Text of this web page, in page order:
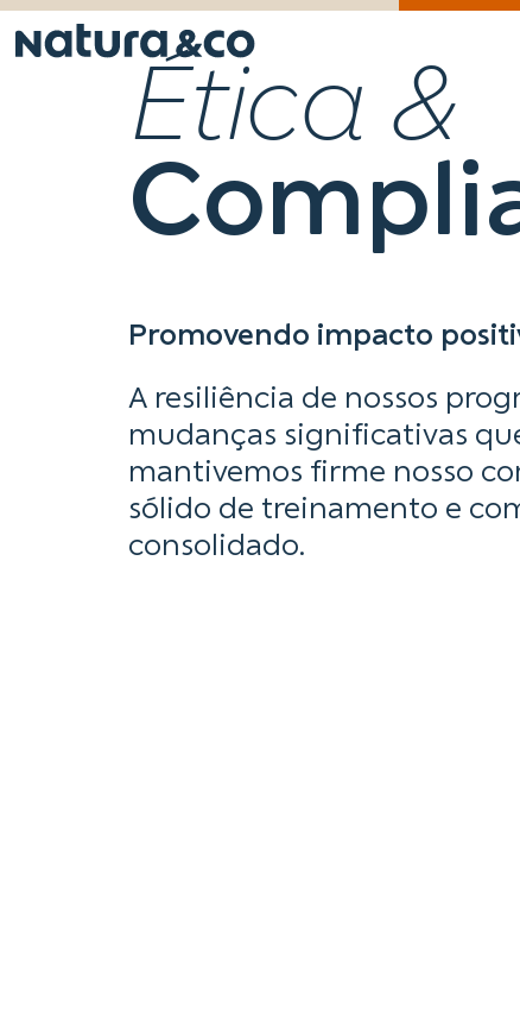
Ética &
Promovendo impacto
A resiliência de nossos
mudanças significativas
mantivemos firme nosso
sólido de treinamento e
consolidado.